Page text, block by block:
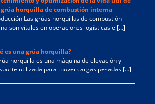
horquilla de combustión interna
Las grúas horquillas de combustión
son vitales en operaciones logísticas e […]
es una grúa horquilla?
horquilla es una máquina de elevación y
utilizada para mover cargas pesadas […]